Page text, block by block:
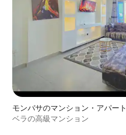
モンバサのマンション・アパート
ベラの高級マンション